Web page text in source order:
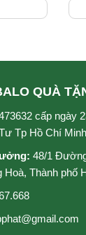
QUÀ
cấp ngày
Tp Hồ Chí
48/1
Thành phố